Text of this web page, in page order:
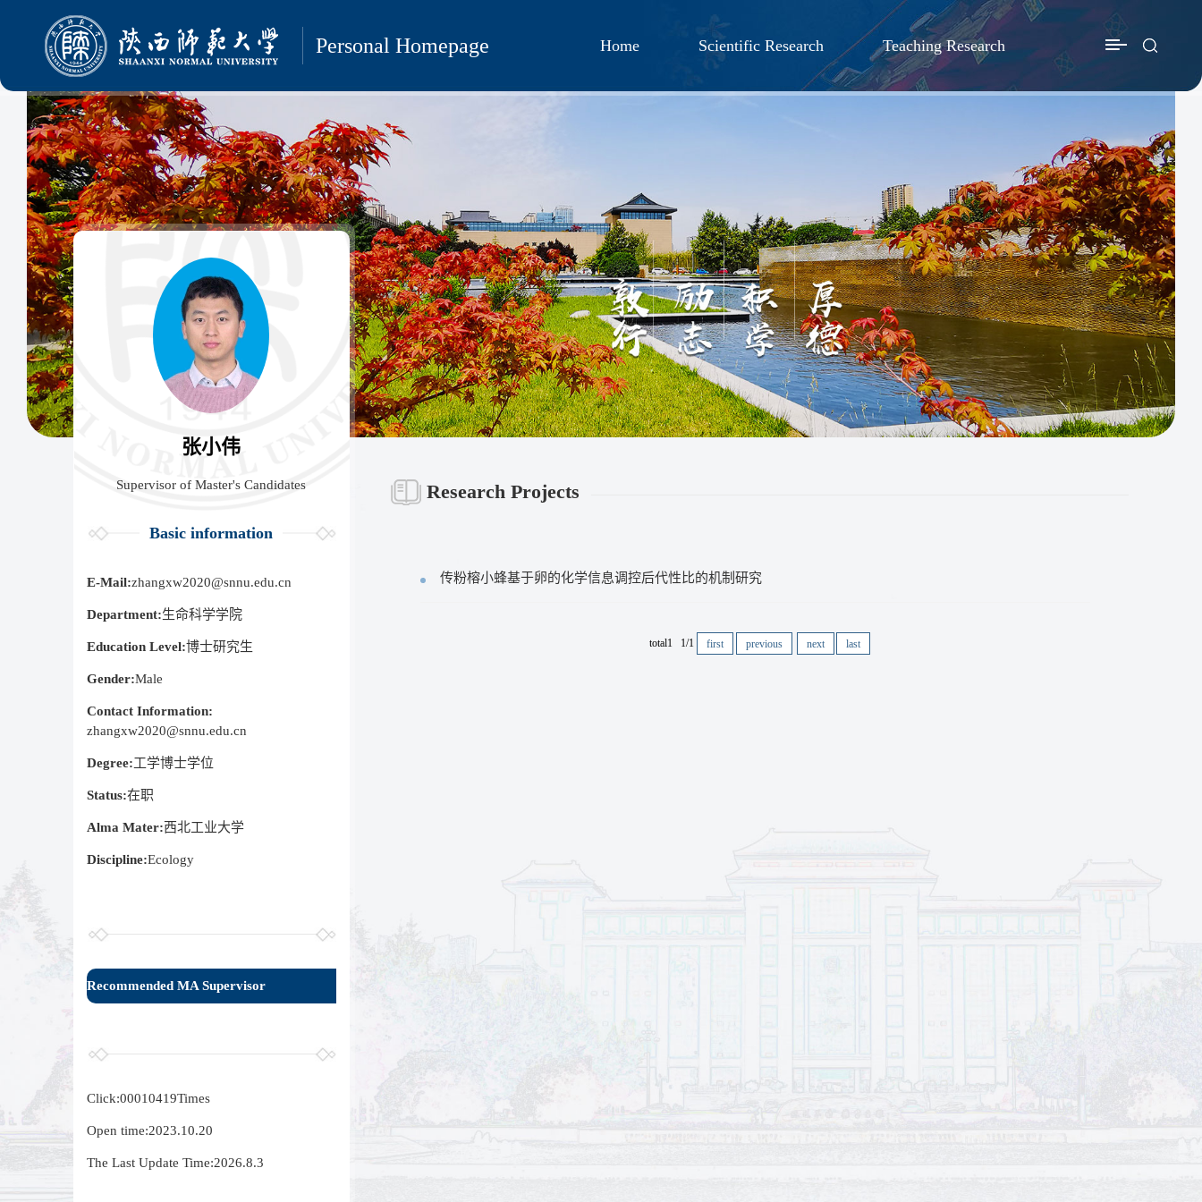
Personal Homepage Home Scientific Research Teaching Research
张小伟
Supervisor of Master's Candidates
Basic information
E-Mail:zhangxw2020@snnu.edu.cn
Department:生命科学学院
Education Level:博士研究生
Gender:Male
Contact Information:
zhangxw2020@snnu.edu.cn
Degree:工学博士学位
Status:在职
Alma Mater:西北工业大学
Discipline:Ecology
Recommended MA Supervisor
Click:00010419Times
Open time:2023.10.20
The Last Update Time:2026.8.3
Research Projects
传粉榕小蜂基于卵的化学信息调控后代性比的机制研究
total1 1/1 first previous next last